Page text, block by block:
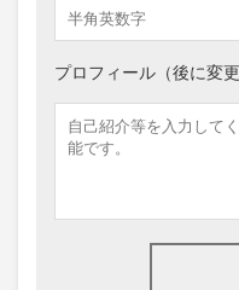
プロフィール（後に変更